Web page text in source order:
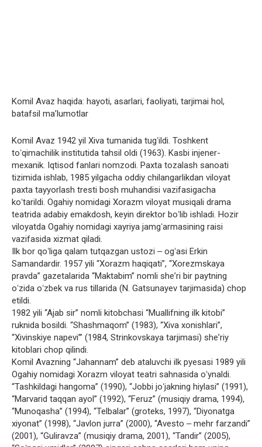
Komil Avaz haqida: hayoti, asarlari, faoliyati, tarjimai hol,
batafsil ma’lumotlar
Komil Avaz 1942 yil Xiva tumanida tugʻildi. Toshkent
toʻqimachilik institutida tahsil oldi (1963). Kasbi injener-
mexanik. Iqtisod fanlari nomzodi. Paxta tozalash sanoati
tizimida ishlab, 1985 yilgacha oddiy chilangarlikdan viloyat
paxta tayyorlash tresti bosh muhandisi vazifasigacha
koʻtarildi. Ogahiy nomidagi Xorazm viloyat musiqali drama
teatrida adabiy emakdosh, keyin direktor boʻlib ishladi. Hozir
viloyatda Ogahiy nomidagi xayriya jamgʻarmasining raisi
vazifasida xizmat qiladi.
Ilk bor qoʻliga qalam tutqazgan ustozi ‒ ogʻasi Erkin
Samandardir. 1957 yili “Xorazm haqiqati”, “Xorezmskaya
pravda” gazetalarida “Maktabim” nomli sheʼri bir paytning
oʻzida oʻzbek va rus tillarida (N. Gatsunayev tarjimasida) chop
etildi.
1982 yili “Ajab sir” nomli kitobchasi “Muallifning ilk kitobi”
ruknida bosildi. “Shashmaqom” (1983), “Xiva xonishlari”,
“Xivinskiye napeviʼ” (1984, Strinkovskaya tarjimasi) sheʼriy
kitoblari chop qilindi.
Komil Avazning “Jahannam” deb ataluvchi ilk pyesasi 1989 yili
Ogahiy nomidagi Xorazm viloyat teatri sahnasida oʻynaldi.
“Tashkildagi hangoma” (1990), “Jobbi joʻjakning hiylasi” (1991),
“Marvarid taqqan ayol” (1992), “Feruz” (musiqiy drama, 1994),
“Munoqasha” (1994), “Telbalar” (groteks, 1997), “Diyonatga
xiyonat” (1998), “Javlon jurra” (2000), “Avesto ‒ mehr farzandi”
(2001), “Guliravza” (musiqiy drama, 2001), “Tandir” (2005),